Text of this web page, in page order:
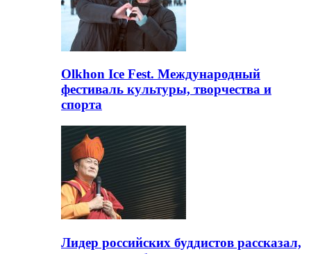
Olkhon Ice Fest. Международный
фестиваль культуры, творчества и
спорта
Лидер российских буддистов рассказал,